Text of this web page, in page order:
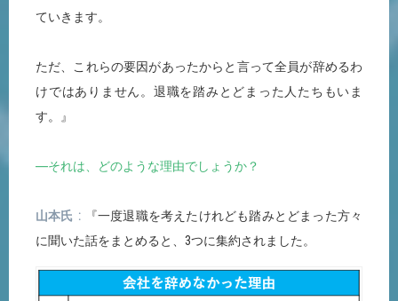
ていきます。
ただ、これらの要因があったからと言って全員が辞めるわ
けではありません。退職を踏みとどまった人たちもいま
す。』
―それは、どのような理由でしょうか？
山本氏
『一度退職を考えたけれども踏みとどまった方々
に聞いた話をまとめると、3つに集約されました。